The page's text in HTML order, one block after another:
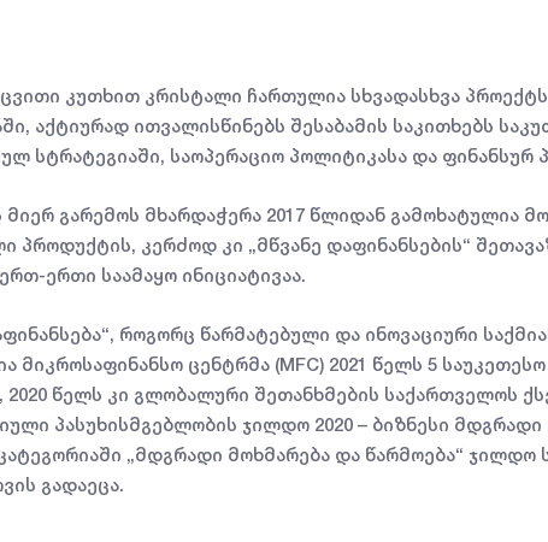
კუთხით კრისტალი ჩართულია სხვადასხვა
აქტიურად ითვალისწინებს შესაბამის საკითხებს
სტრატეგიაში, საოპერაციო პოლიტიკასა და ფინანსურ
გარემოს მხარდაჭერა 2017 წლიდან გამოხატულია
პროდუქტის, კერძოდ კი „მწვანე დაფინანსების“
ერთი საამაყო ინიციატივაა.
როგორც წარმატებული და ინოვაციური
მიკროსაფინანსო ცენტრმა (MFC) 2021 წელს 5
2020 წელს კი გლობალური შეთანხმების საქართველოს
პასუხისმგებლობის ჯილდო 2020 – ბიზნესი მდგრადი
„მდგრადი მოხმარება და წარმოება“ ჯილდო
გადაეცა.